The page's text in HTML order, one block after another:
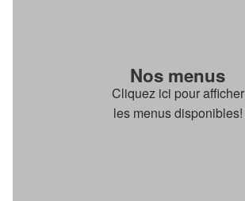
Nos menus
Cliquez ici pour afficher
les menus disponibles!